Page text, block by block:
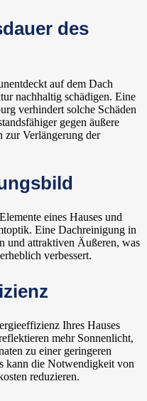
des
auf dem Dach
nachhaltig schädigen. Eine
verhindert solche Schäden
gegen äußere
zur Verlängerung der
eines Hauses und
Eine Dachreinigung in
und attraktiven Äußeren, was
verbessert.
Ihres Hauses
mehr Sonnenlicht,
zu einer geringeren
kann die Notwendigkeit von
reduzieren.